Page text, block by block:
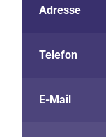
Adresse
Telefon
E-Mail